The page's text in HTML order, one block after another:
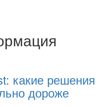
какие решения
дороже